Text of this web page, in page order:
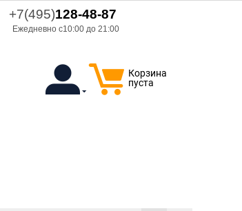
+7(495)128-48-87
Ежедневно с10:00 до 21:00
Корзина
пуста